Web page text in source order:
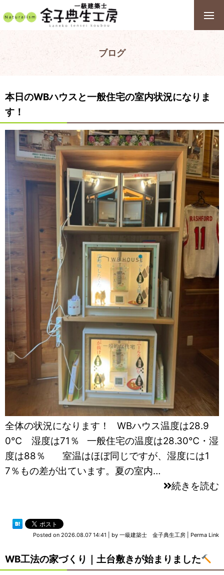
ブログ
本日のWBハウスと一般住宅の室内状況になりま
す！
全体の状況になります！ WBハウス温度は28.9
0℃ 湿度は71％ 一般住宅の温度は28.30℃・湿
度は88％ 室温はほぼ同じですが、湿度には1
7％もの差が出ています。夏の室内…
続きを読む
Posted on 2026.08.07 14:41 by 一級建築士 金子典生工房 Perma Link
WB工法の家づくり｜土台敷きが始まりました